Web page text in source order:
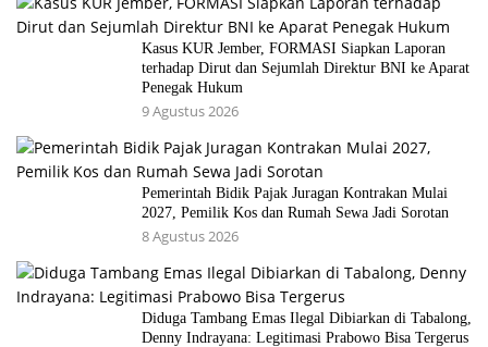
Kasus KUR Jember, FORMASI Siapkan Laporan
terhadap Dirut dan Sejumlah Direktur BNI ke Aparat
Penegak Hukum
9 Agustus 2026
Pemerintah Bidik Pajak Juragan Kontrakan Mulai
2027, Pemilik Kos dan Rumah Sewa Jadi Sorotan
8 Agustus 2026
Diduga Tambang Emas Ilegal Dibiarkan di Tabalong,
Denny Indrayana: Legitimasi Prabowo Bisa Tergerus